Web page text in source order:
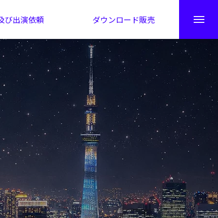
び出演依頼 ダウンロード販売
秘伝公開！吉凶カレンダー